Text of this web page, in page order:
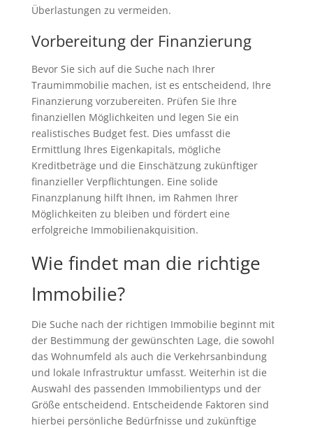
Überlastungen zu vermeiden.
Vorbereitung der Finanzierung
Bevor Sie sich auf die Suche nach Ihrer
Traumimmobilie machen, ist es entscheidend, Ihre
Finanzierung vorzubereiten. Prüfen Sie Ihre
finanziellen Möglichkeiten und legen Sie ein
realistisches Budget fest. Dies umfasst die
Ermittlung Ihres Eigenkapitals, mögliche
Kreditbeträge und die Einschätzung zukünftiger
finanzieller Verpflichtungen. Eine solide
Finanzplanung hilft Ihnen, im Rahmen Ihrer
Möglichkeiten zu bleiben und fördert eine
erfolgreiche Immobilienakquisition.
Wie findet man die richtige
Immobilie?
Die Suche nach der richtigen Immobilie beginnt mit
der Bestimmung der gewünschten Lage, die sowohl
das Wohnumfeld als auch die Verkehrsanbindung
und lokale Infrastruktur umfasst. Weiterhin ist die
Auswahl des passenden Immobilientyps und der
Größe entscheidend. Entscheidende Faktoren sind
hierbei persönliche Bedürfnisse und zukünftige